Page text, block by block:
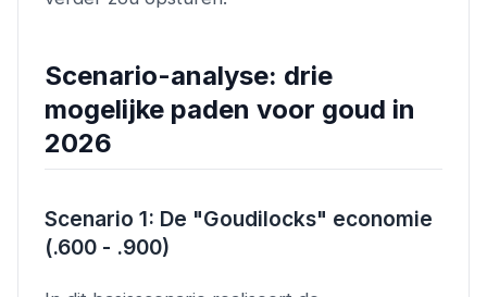
Scenario-analyse: drie
mogelijke paden voor goud in
2026
Scenario 1: De "Goudilocks" economie
(.600 - .900)